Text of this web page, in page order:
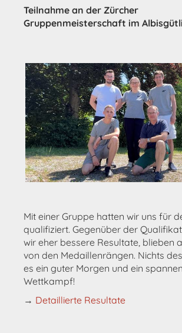
Teilnahme an der Zürcher
Gruppenmeisterschaft im
Mit einer Gruppe hatten wir uns für
qualifiziert. Gegenüber der
wir eher bessere Resultate, blieben
von den Medaillenrängen. Nichts
es ein guter Morgen und ein
Wettkampf!
→ Detaillierte Resultate